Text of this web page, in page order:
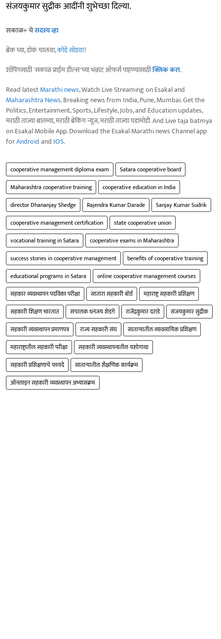
संजयकुमार सुद्रीक आदींनी शुभेच्छा दिल्या.
सकाळ+ चेसदस्य व्हा
ब्रेक घ्या, डोकं चालवा,कोडे सोडवा!
शॉपिंगसाठी 'सकाळ प्राईम डील्स'च्या भन्नाट ऑफर्स पाहण्यासाठीक्लिक करा.
Read latestMarathi news, Watch Live Streaming on Esakal and
Maharashtra News. Breaking news from India, Pune, Mumbai. Get the
Politics, Entertainment, Sports, Lifestyle, Jobs, and Education updates,
मराठी ताज्या बातम्या, मराठी ब्रेकिंग न्यूज, मराठी ताज्या घडामोडी. And Live taja batmya
on Esakal Mobile App. Download the Esakal Marathi news Channel app
forAndroidand IOS.
cooperative management diploma exam
Satara cooperative board
Maharashtra cooperative training
cooperative education in India
director Dhananjay Shedge
Rajendra Kumar Darade
Sanjay Kumar Sudrik
cooperative management certification
state cooperative union
vocational training in Satara
cooperative exams in Maharashtra
success stories in cooperative management
benefits of cooperative training
educational programs in Satara
online cooperative management courses
सहकार व्यवस्थापन पदविका परीक्षा
सातारा सहकारी बोर्ड
महाराष्ट्र सहकारी प्रशिक्षण
सहकारी शिक्षण भारतात
संचालक धनंजय शेडगे राजेंद्रकुमार दराडे
संजयकुमार सुद्रीक
सहकारी व्यवस्थापन प्रमाणपत्र
राज्य सहकारी संघ
साताऱ्यातील व्यावसायिक प्रशिक्षण
महाराष्ट्रातील सहकारी परीक्षा
सहकारी व्यवस्थापनातील यशोगाथा
सहकारी प्रशिक्षणाचे फायदे
साताऱ्यातील शैक्षणिक कार्यक्रम
ऑनलाइन सहकारी व्यवस्थापन अभ्यासक्रम